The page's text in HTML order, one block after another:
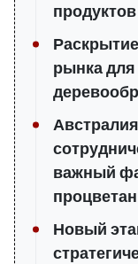
рынка для
важный
Новый